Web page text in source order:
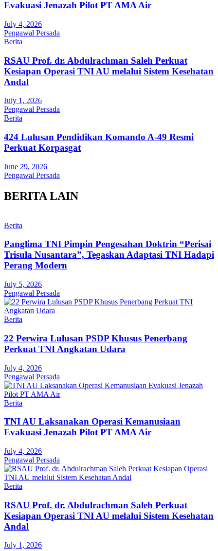
Evakuasi Jenazah Pilot PT AMA Air
July 4, 2026
Pengawal Persada
Berita
RSAU Prof. dr. Abdulrachman Saleh Perkuat
Kesiapan Operasi TNI AU melalui Sistem Kesehatan
Andal
July 1, 2026
Pengawal Persada
Berita
424 Lulusan Pendidikan Komando A-49 Resmi
Perkuat Korpasgat
June 29, 2026
Pengawal Persada
BERITA LAIN
Berita
Panglima TNI Pimpin Pengesahan Doktrin “Perisai
Trisula Nusantara”, Tegaskan Adaptasi TNI Hadapi
Perang Modern
July 5, 2026
Pengawal Persada
Berita
22 Perwira Lulusan PSDP Khusus Penerbang
Perkuat TNI Angkatan Udara
July 4, 2026
Pengawal Persada
Berita
TNI AU Laksanakan Operasi Kemanusiaan
Evakuasi Jenazah Pilot PT AMA Air
July 4, 2026
Pengawal Persada
Berita
RSAU Prof. dr. Abdulrachman Saleh Perkuat
Kesiapan Operasi TNI AU melalui Sistem Kesehatan
Andal
July 1, 2026